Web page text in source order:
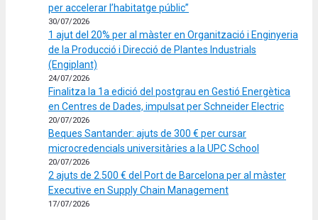
per accelerar l’habitatge públic”
30/07/2026
1 ajut del 20% per al màster en Organització i Enginyeria
de la Producció i Direcció de Plantes Industrials
(Engiplant)
24/07/2026
Finalitza la 1a edició del postgrau en Gestió Energètica
en Centres de Dades, impulsat per Schneider Electric
20/07/2026
Beques Santander: ajuts de 300 € per cursar
microcredencials universitàries a la UPC School
20/07/2026
2 ajuts de 2.500 € del Port de Barcelona per al màster
Executive en Supply Chain Management
17/07/2026